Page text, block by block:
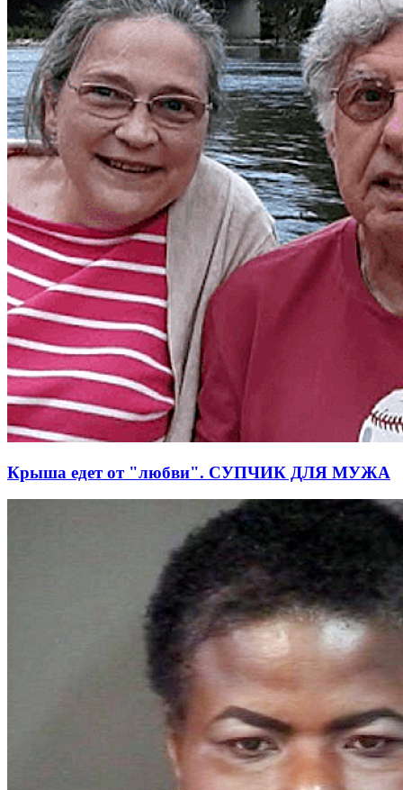
Крыша едет от "любви". СУПЧИК ДЛЯ МУЖА